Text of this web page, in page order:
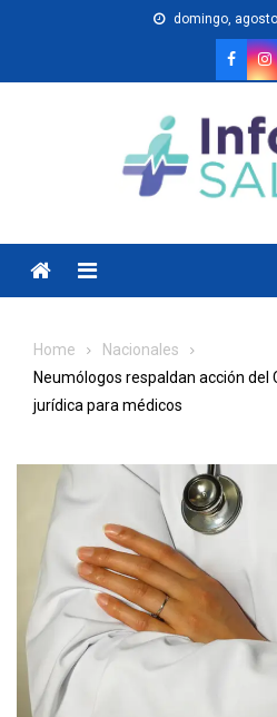
domingo,
Menu
Home
Nacionales
Neumólogos respaldan acción del
jurídica para médicos